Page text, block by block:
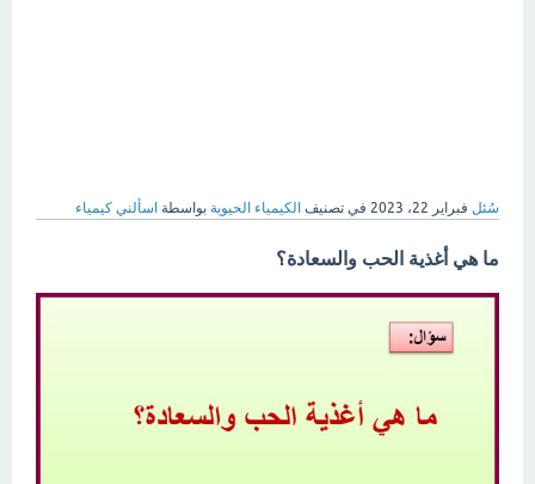
سُئل فبراير 22، 2023 في تصنيف الكيمياء الحيوية بواسطة اسألني كيمياء
ما هي أغذية الحب والسعادة؟